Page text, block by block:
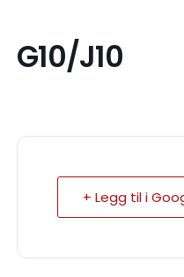
G10/J10
+ Legg til i